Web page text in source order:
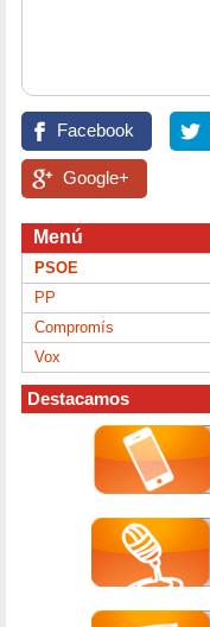
Facebook
Google+
Menú
PSOE
PP
Compromís
Vox
Destacamos